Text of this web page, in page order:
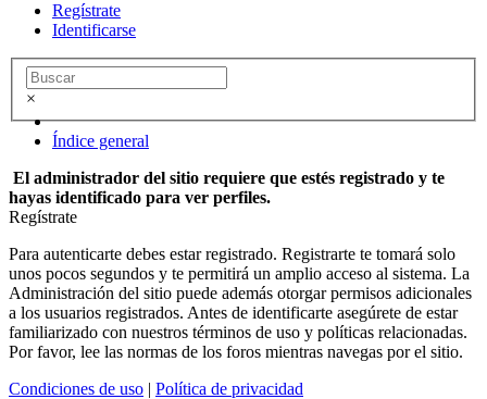
Regístrate
Identificarse
×
Índice general
El administrador del sitio requiere que estés registrado y te
hayas identificado para ver perfiles.
Regístrate
Para autenticarte debes estar registrado. Registrarte te tomará solo
unos pocos segundos y te permitirá un amplio acceso al sistema. La
Administración del sitio puede además otorgar permisos adicionales
a los usuarios registrados. Antes de identificarte asegúrete de estar
familiarizado con nuestros términos de uso y políticas relacionadas.
Por favor, lee las normas de los foros mientras navegas por el sitio.
Condiciones de uso | Política de privacidad